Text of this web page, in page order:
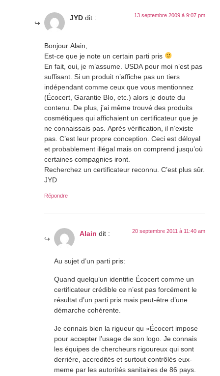
JYD dit : 13 septembre 2009 à 9:07 pm
Bonjour Alain,
Est-ce que je note un certain parti pris
En fait, oui, je m’assume. USDA pour moi n’est pas
suffisant. Si un produit n’affiche pas un tiers
indépendant comme ceux que vous mentionnez
(Écocert, Garantie BIo, etc.) alors je doute du
contenu. De plus, j’ai même trouvé des produits
cosmétiques qui affichaient un certificateur que je
ne connaissais pas. Après vérification, il n’existe
pas. C’est leur propre conception. Ceci est déloyal
et probablement illégal mais on comprend jusqu’où
certaines compagnies iront.
Recherchez un certificateur reconnu. C’est plus sûr.
JYD
Répondre
Alain dit : 20 septembre 2011 à 11:40 am
Au sujet d’un parti pris:
Quand quelqu’un identifie Écocert comme un
certificateur crédible ce n’est pas forcément le
résultat d’un parti pris mais peut-être d’une
démarche cohérente.
Je connais bien la rigueur qu »Écocert impose
pour accepter l’usage de son logo. Je connais
les équipes de chercheurs rigoureux qui sont
derrière, accredités et surtout contrôlés eux-
meme par les autorités sanitaires de 86 pays.